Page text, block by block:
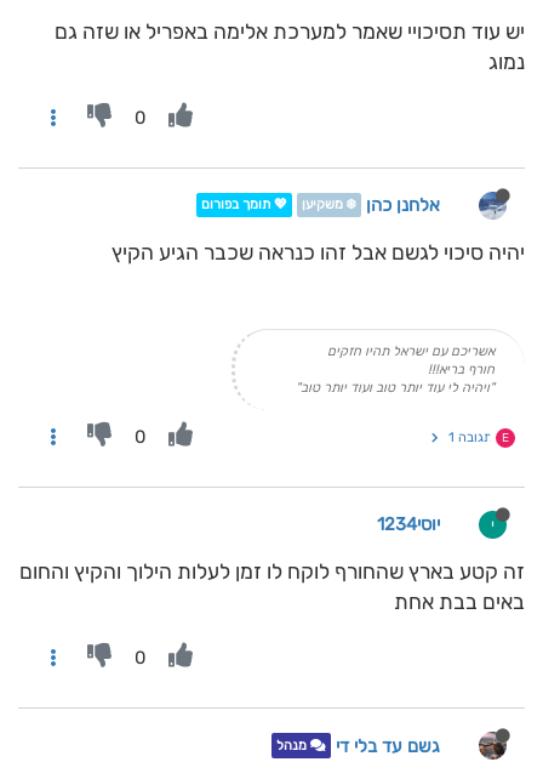
יש עוד תסיכויי שאמר למערכת אלימה באפריל או שזה גם
נמוג
0
אלחנן כהן ❄️ משקיען 💖 תומך בפורום
יהיה סיכוי לגשם אבל זהו כנראה שכבר הגיע הקיץ
אשריכם עם ישראל תהיו חזקים
חורף בריא!!!
"ויהיה לי עוד יותר טוב ועוד יותר טוב"
E תגובה 1 0
י יוסי1234
זה קטע בארץ שהחורף לוקח לו זמן לעלות הילוך והקיץ והחום
באים בבת אחת
0
גשם עד בלי די מנהל